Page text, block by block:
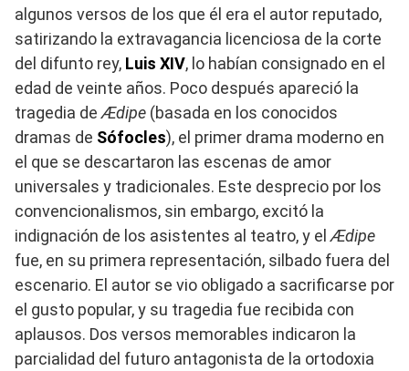
algunos versos de los que él era el autor reputado,
satirizando la extravagancia licenciosa de la corte
del difunto rey, Luis XIV, lo habían consignado en el
edad de veinte años. Poco después apareció la
tragedia de Ædipe (basada en los conocidos
dramas de Sófocles), el primer drama moderno en
el que se descartaron las escenas de amor
universales y tradicionales. Este desprecio por los
convencionalismos, sin embargo, excitó la
indignación de los asistentes al teatro, y el Ædipe
fue, en su primera representación, silbado fuera del
escenario. El autor se vio obligado a sacrificarse por
el gusto popular, y su tragedia fue recibida con
aplausos. Dos versos memorables indicaron la
parcialidad del futuro antagonista de la ortodoxia